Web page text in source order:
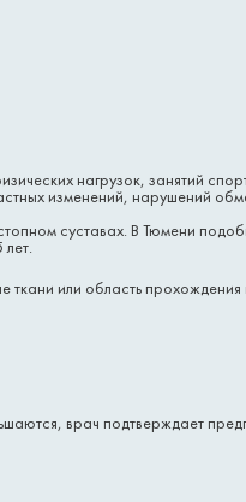
нагрузок, занятий
изменений, нарушений
суставах. В Тюмени
или область прохождения
врач подтверждает